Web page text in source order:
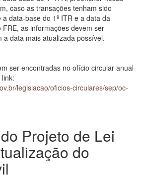
caso as transações tenham sido
data-base do 1º ITR e a data da
as informações devem ser
a data mais atualizada possível.
ser encontradas no ofício circular anual
legislacao/oficios-circulares/sep/oc-
do Projeto de Lei
do